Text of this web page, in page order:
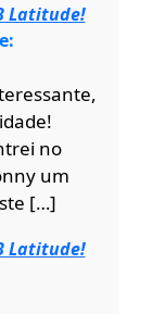
Latitude!
no
um
[…]
Latitude!